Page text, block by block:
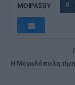
ΜΟΙΡΑΣΟΥ 0
Η Μεγαλόπολη